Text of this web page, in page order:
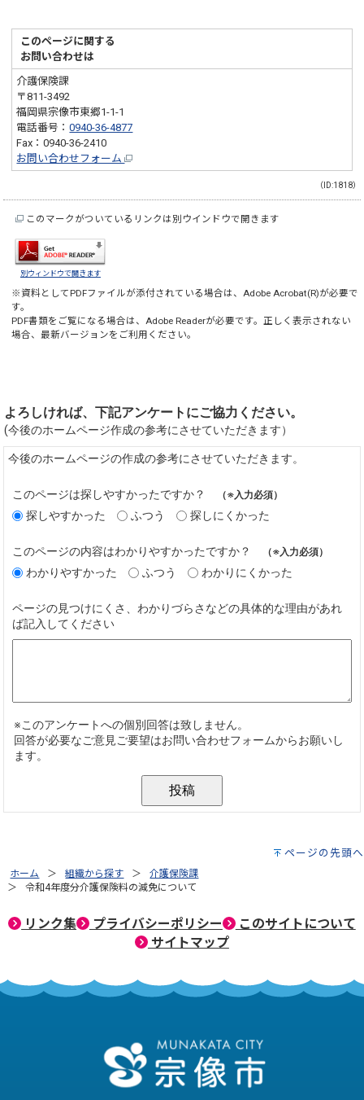
このページに関する
お問い合わせは
介護保険課
〒811-3492
福岡県宗像市東郷1-1-1
電話番号：0940-36-4877
Fax：0940-36-2410
お問い合わせフォーム
（ID:1818）
このマークがついているリンクは別ウインドウで開きます
別ウィンドウで開きます
※資料としてPDFファイルが添付されている場合は、Adobe Acrobat(R)が必要で
す。
PDF書類をご覧になる場合は、Adobe Readerが必要です。正しく表示されない
場合、最新バージョンをご利用ください。
ページの先頭へ
ホーム 組織から探す
介護保険課
令和4年度分介護保険料の減免について
リンク集 プライバシーポリシー
このサイトについて
サイトマップ